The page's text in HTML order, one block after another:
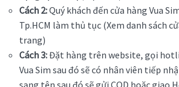
Cách 2:Quý khách đến cửa hàng Vua
Tp.HCM làm thủ tục (Xem danh sách
trang)
Cách 3:Đặt hàng trên website, gọi
Vua Sim sau đó sẽ có nhân viên tiếp